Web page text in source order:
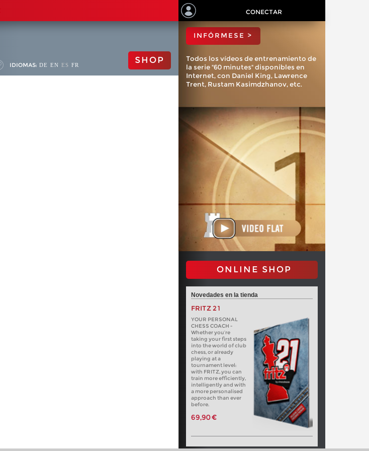
CONECTAR
IDIOMAS: DE EN ES FR SHOP
ChessBase?
INFÓRMESE >
Todos los vídeos de entrenamiento de
la serie "60 minutes" disponibles en
Internet, con Daniel King, Lawrence
Trent, Rustam Kasimdzhanov, etc.
ONLINE SHOP
Novedades en la tienda
FRITZ 21
YOUR PERSONAL
CHESS COACH -
Whether you’re
taking your first steps
into the world of club
chess, or already
playing at a
tournament level:
with FRITZ, you can
train more efficiently,
intelligently and with
a more personalised
approach than ever
before.
69,90 €